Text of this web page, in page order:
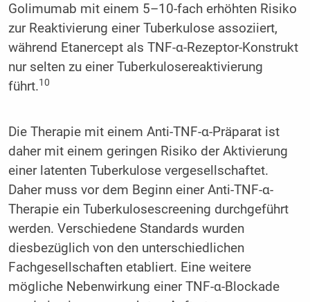
Golimumab mit einem 5–10-fach erhöhten Risiko
zur Reaktivierung einer Tuberkulose assoziiert,
während Etanercept als TNF-α-Rezeptor-Konstrukt
nur selten zu einer Tuberkulosereaktivierung
führt.10
Die Therapie mit einem Anti-TNF-α-Präparat ist
daher mit einem geringen Risiko der Aktivierung
einer latenten Tuberkulose vergesellschaftet.
Daher muss vor dem Beginn einer Anti-TNF-α-
Therapie ein Tuberkulosescreening durchgeführt
werden. Verschiedene Standards wurden
diesbezüglich von den unterschiedlichen
Fachgesellschaften etabliert. Eine weitere
mögliche Nebenwirkung einer TNF-α-Blockade